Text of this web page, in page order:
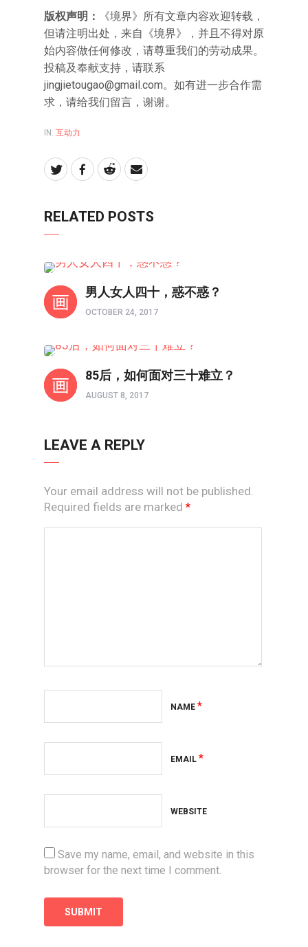
版权声明：
《境界》所有文章内容欢迎转载，
但请注明出处，来自《境界》，并且不得对原
始内容做任何修改，请尊重我们的劳动成果。
投稿及奉献支持，请联系
jingjietougao@gmail.com。如有进一步合作需
求，请给我们留言，谢谢。
IN: 互动力
RELATED POSTS
男人女人四十，惑不惑？
OCTOBER 24, 2017
85后，如何面对三十难立？
AUGUST 8, 2017
LEAVE A REPLY
Your email address will not be published.
Required fields are marked *
NAME *
EMAIL *
WEBSITE
Save my name, email, and website in this
browser for the next time I comment.